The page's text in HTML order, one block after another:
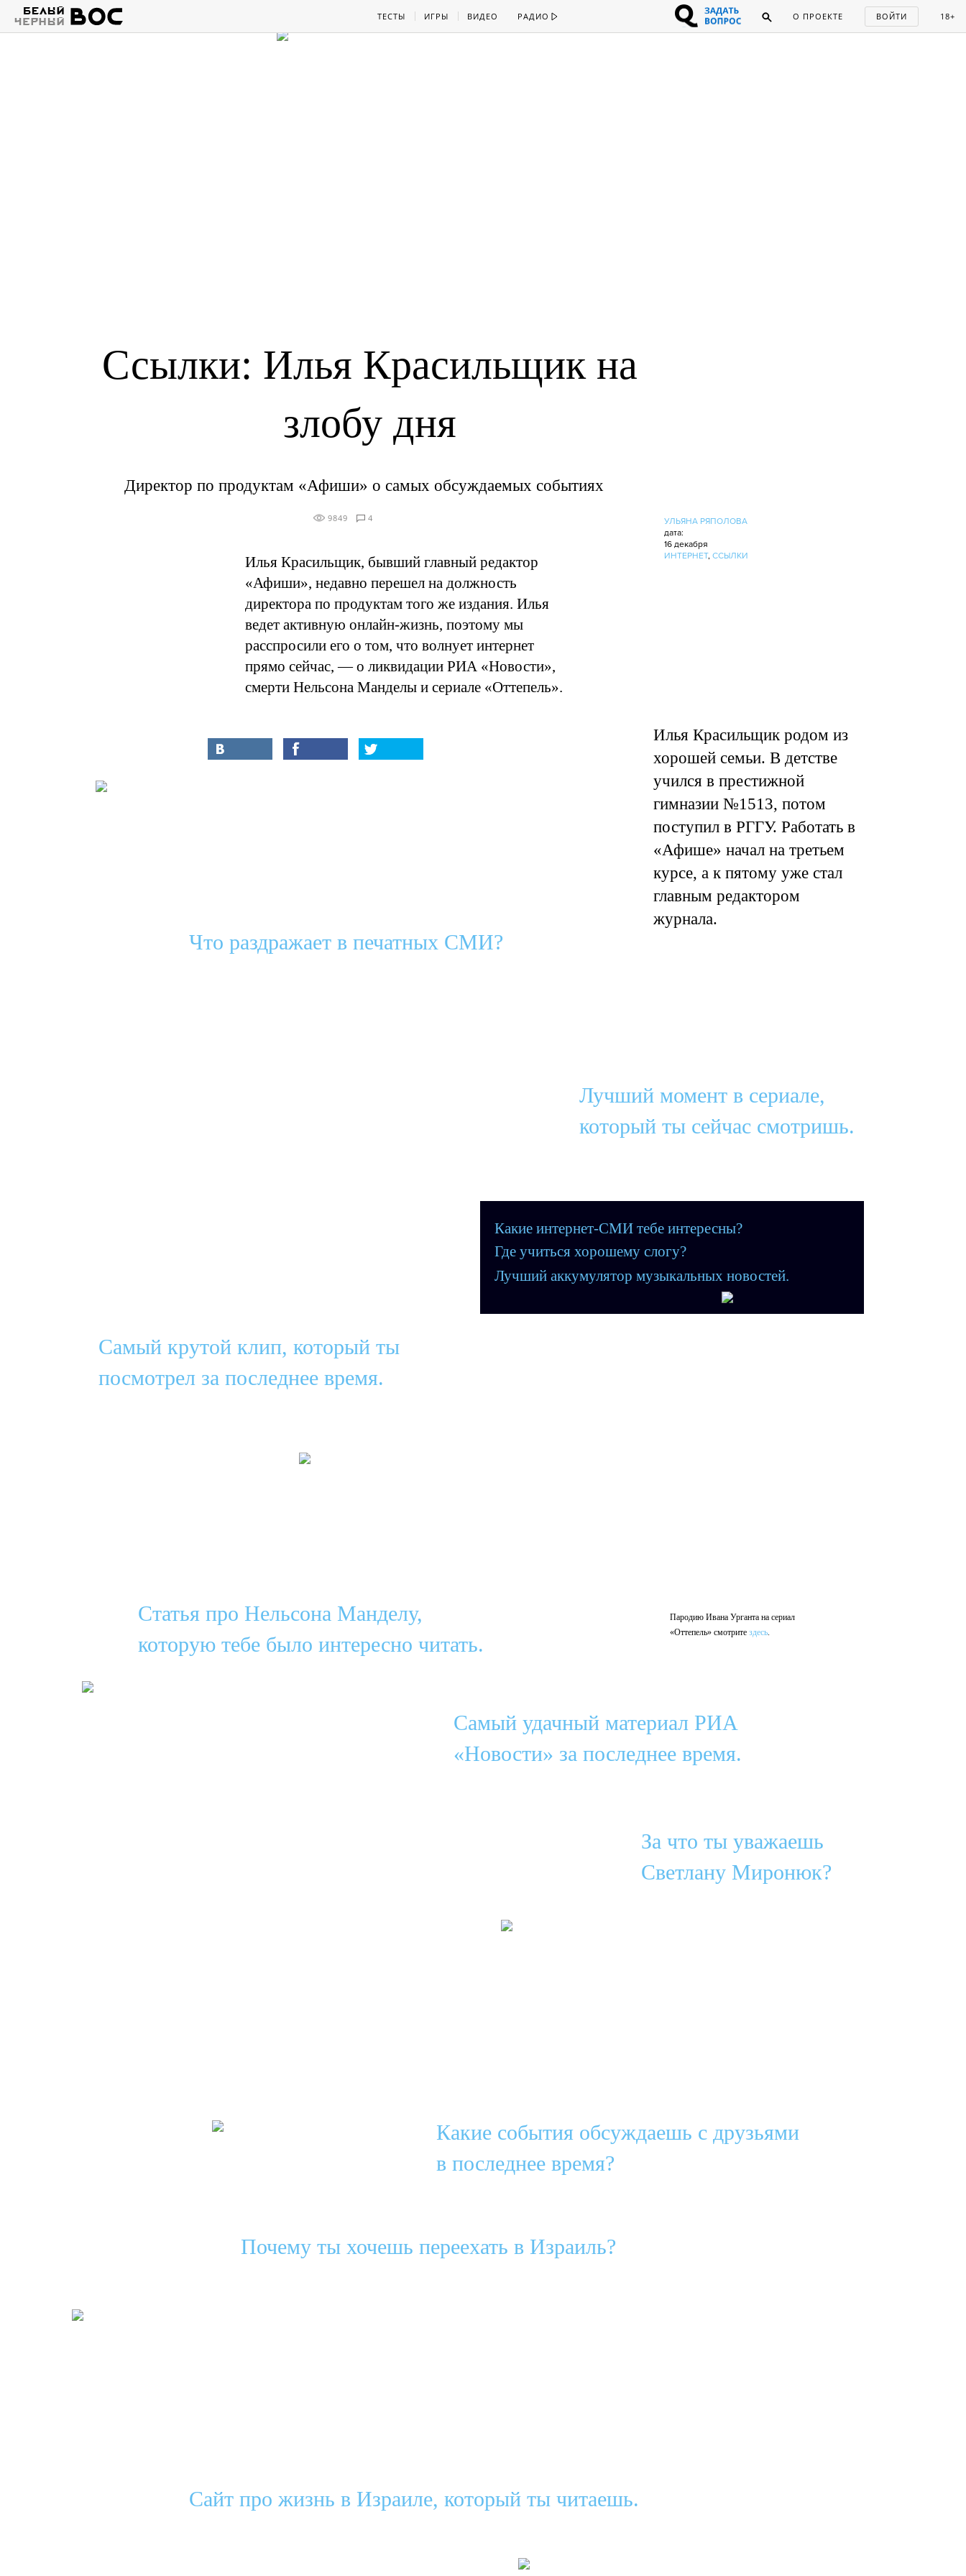
ТЕСТЫ ИГРЫ ВИДЕО РАДИО О ПРОЕКТЕ ВОЙТИ 18+
Ссылки: Илья Красильщик на
злобу дня
Директор по продуктам «Афиши» о самых обсуждаемых событиях
9849 4
УЛЬЯНА РЯПОЛОВА
дата:
16 декабря
ИНТЕРНЕТ, ССЫЛКИ
Илья Красильщик, бывший главный редактор
«Афиши», недавно перешел на должность
директора по продуктам того же издания. Илья
ведет активную онлайн-жизнь, поэтому мы
расспросили его о том, что волнует интернет
прямо сейчас, — о ликвидации РИА «Новости»,
смерти Нельсона Манделы и сериале «Оттепель».
Илья Красильщик родом из
хорошей семьи. В детстве
учился в престижной
гимназии №1513, потом
поступил в РГГУ. Работать в
«Афише» начал на третьем
курсе, а к пятому уже стал
главным редактором
журнала.
Что раздражает в печатных СМИ?
Лучший момент в сериале,
который ты сейчас смотришь.
Какие интернет-СМИ тебе интересны?
Где учиться хорошему слогу?
Лучший аккумулятор музыкальных новостей.
Самый крутой клип, который ты
посмотрел за последнее время.
Статья про Нельсона Манделу,
которую тебе было интересно читать.
Пародию Ивана Урганта на сериал
«Оттепель» смотрите здесь
Самый удачный материал РИА
«Новости» за последнее время.
За что ты уважаешь
Светлану Миронюк?
Какие события обсуждаешь с друзьями
в последнее время?
Почему ты хочешь переехать в Израиль?
Сайт про жизнь в Израиле, который ты читаешь.